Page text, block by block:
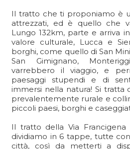
Il tratto che ti proponiamo è
attrezzati, ed è quello che
Lungo 132km, parte e arriva
valore culturale, Lucca e
borghi, come quello di San
San Gimignano,
varrebbero il viaggio, e
paesaggi stupendi e di
immersi nella natura! Si tratta
prevalentemente rurale e
piccoli paesi, borghi e
Il tratto della Via
dividiamo in 6 tappe, tutte
città, così da metterti a